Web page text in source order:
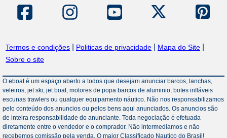
Termos e condições Politicas de privacidade Mapa do Site
Sobre o site
O eboat é um espaço aberto a todos que desejam anunciar barcos, lanchas,
veleiros, jet ski, jet boat, motores de popa barcos de aluminio, botes infláveis
escunas trawlers ou qualquer equipamento náutico. Não nos responsabilizamos
pelo conteúdo dos anuncios ou pelos bens aqui anunciados. Os anuncios são
de inteira responsabilidade do anunciante. Toda negociação é efetuada
diretamente entre o vendedor e o comprador. Não intermediamos e não
recebemos comissão pela venda. O maior Classificado Nautico do Brasil!